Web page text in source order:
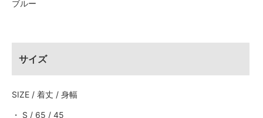
ブルー
サイズ
SIZE / 着丈 / 身幅
・ S / 65 / 45